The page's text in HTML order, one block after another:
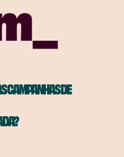
CAMPANHAS DE